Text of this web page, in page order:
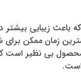
متین مدل ۴۴۰ دور آن یک نوار
زمان ممکن
جنس بدنه میز تلویزیون